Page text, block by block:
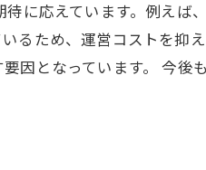
に応えています。例えば
るため、運営コストを抑
因となっています。 今後